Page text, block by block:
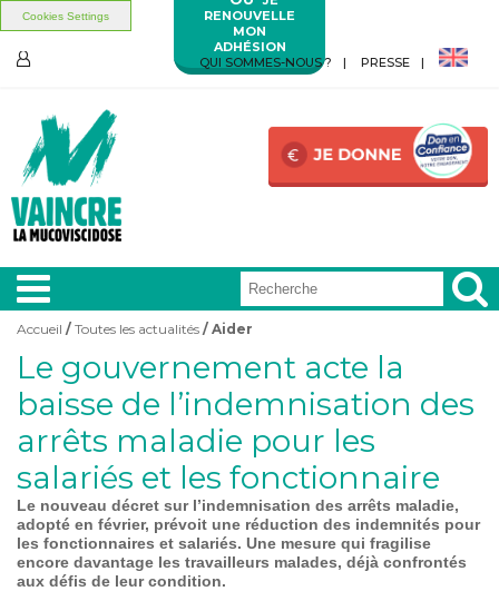
Cookies Settings
Aller au contenu principal
Aller au menu principal
RENOUVELLE
MON
ADHÉSION
QUI SOMMES-NOUS ?
PRESSE
A LA UNE
VIVRE AVEC
SOIGNER AUJOURD'HUI
GUÉRIR DEMAIN
Vous êtes ici
Accueil / Toutes les actualités / Aider
​Le gouvernement acte la
baisse de l’indemnisation des
arrêts maladie pour les
salariés et les fonctionnaire
Le nouveau décret sur l’indemnisation des arrêts maladie,
adopté en février, prévoit une réduction des indemnités pour
les fonctionnaires et salariés. Une mesure qui fragilise
encore davantage les travailleurs malades, déjà confrontés
aux défis de leur condition.